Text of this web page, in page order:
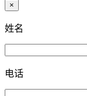
×
姓名
电话